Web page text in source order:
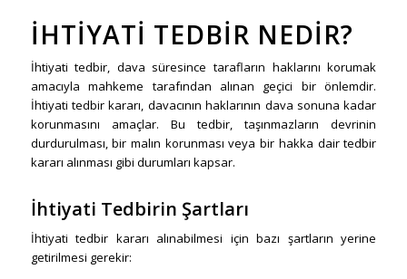
İHTIYATI TEDBIR NEDIR?
İhtiyati tedbir, dava süresince tarafların haklarını korumak
amacıyla mahkeme tarafından alınan geçici bir önlemdir.
İhtiyati tedbir kararı, davacının haklarının dava sonuna kadar
korunmasını amaçlar. Bu tedbir, taşınmazların devrinin
durdurulması, bir malın korunması veya bir hakka dair tedbir
kararı alınması gibi durumları kapsar.
İhtiyati Tedbirin Şartları
İhtiyati tedbir kararı alınabilmesi için bazı şartların yerine
getirilmesi gerekir: